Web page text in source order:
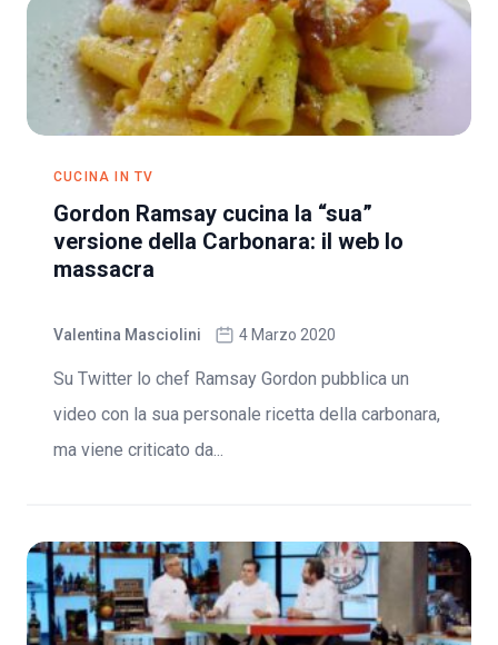
CUCINA IN TV
Gordon Ramsay cucina la “sua”
versione della Carbonara: il web lo
massacra
Valentina Masciolini 4 Marzo 2020
Su Twitter lo chef Ramsay Gordon pubblica un
video con la sua personale ricetta della carbonara,
ma viene criticato da...